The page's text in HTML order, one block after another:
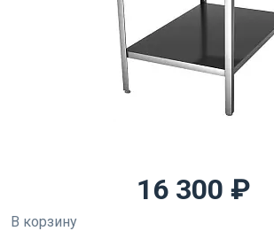
16 300 ₽
В корзину